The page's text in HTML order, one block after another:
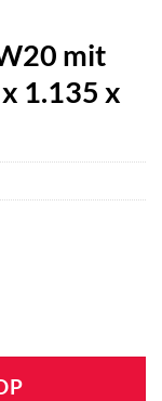
mit
1.135 x